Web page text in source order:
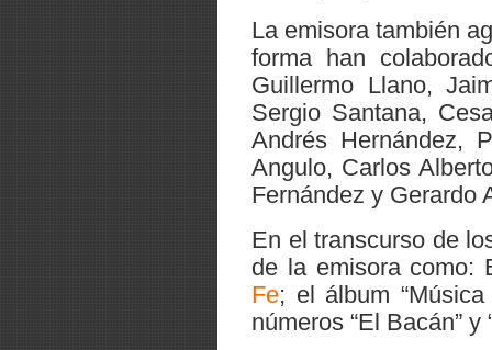
La emisora también
forma han
Guillermo Llano,
Sergio Santana,
Andrés Hernández,
Angulo, Carlos
Fernández y Gerardo
En el transcurso de
de la emisora como:
Fe; el álbum
números “El Bacán”